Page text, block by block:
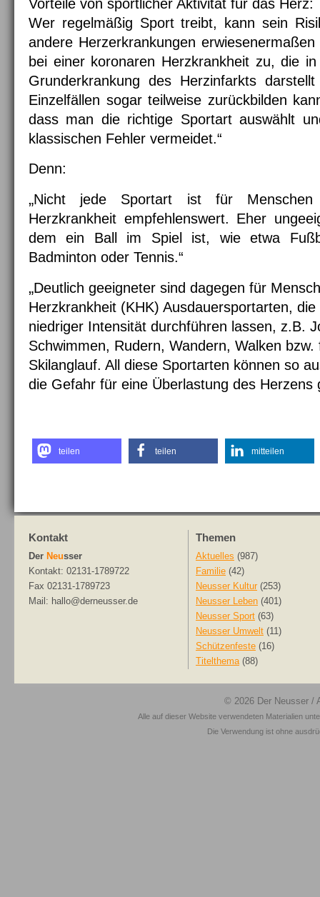
Vorteile von sportlicher Aktivität für das Herz:
Wer regelmäßig Sport treibt, kann sein
andere Herzerkrankungen
bei einer koronaren Herzkrankheit zu, die
Grunderkrankung des Herzinfarkts
Einzelfällen sogar teilweise zurückbilden
dass man die richtige Sportart auswählt
klassischen Fehler vermeidet.“
Denn:
„Nicht jede Sportart ist für
Herzkrankheit empfehlenswert. Eher
dem ein Ball im Spiel ist, wie etwa
Badminton oder Tennis.“
„Deutlich geeigneter sind dagegen für
Herzkrankheit (KHK) Ausdauersportarten,
niedriger Intensität durchführen lassen, z.B.
Schwimmen, Rudern, Wandern, Walken
Skilanglauf. All diese Sportarten können so
die Gefahr für eine Überlastung des Herzens
teilen teilen mitteilen
Kontakt
Der Neusser
Kontakt: 02131-1789722
Fax 02131-1789723
Mail: hallo@derneusser.de
Themen
Aktuelles (987)
Familie (42)
Neusser Kultur (253)
Neusser Leben (401)
Neusser Sport (63)
Neusser Umwelt (11)
Schützenfeste (16)
Titelthema(88)
© 2026 Der Neusser /
Alle auf dieser Website verwendeten Materialien
Die Verwendung ist ohne